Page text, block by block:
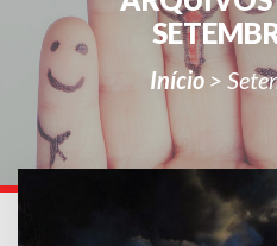
Início >